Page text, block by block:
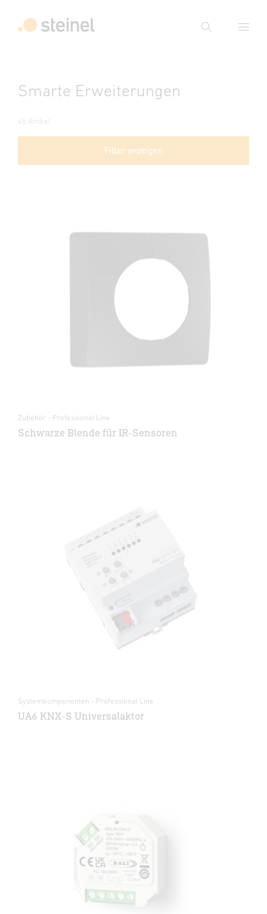
Suche
Suche
Smarte Erweiterungen
45 Artikel
Filter anzeigen
Zubehör - Professional Line
Schwarze Blende für IR-Sensoren
Systemkomponenten - Professional Line
UA6 KNX-S Universalaktor